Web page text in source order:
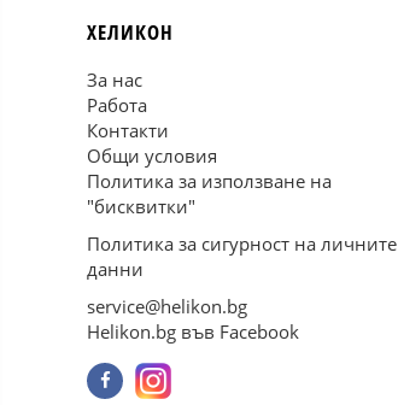
ХЕЛИКОН
За нас
Работа
Контакти
Общи условия
Политика за използване на
"бисквитки"
Политика за сигурност на личните
данни
service@helikon.bg
Helikon.bg във Facebook